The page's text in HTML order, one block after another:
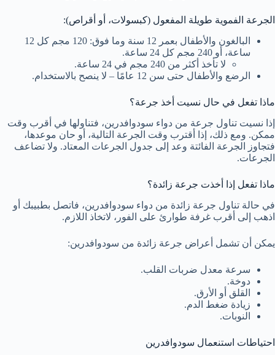
الجرعة الفموية طويلة المفعول (كبسولات، أو أقراص):
البالغون والأطفال بعمر 12 سنة وما فوق: 120 مجم كل 12
ساعة، أو 240 مجم كل 24 ساعة.
لا تأخذ أكثر من 240 مجم في 24 ساعة.
الرضع والأطفال حتى سن 12 عامًا – لا ينصح بالاستخدام.
ماذا تفعل في حال نسيت أخذ جرعة؟
إذا نسيت تناول جرعة من دواء سودوافدرين، فتناولها في أقرب وقت
ممكن. ومع ذلك، إذا أقترب وقت الجرعة التالية، أو حان موعدها،
فتجاوز الجرعة الفائتة وعد إلى جدول الجرعات المعتاد. ولا تضاعف
الجرعات.
ماذا تفعل إذا أخذت جرعة زائدة؟
في حالة تناول جرعة زائدة من دواء سودوافدرين، فاتصل بطبيبك أو
اذهب إلى أقرب غرفة طوارئ على الفور، لاتخاذ اللازم.
يمكن أن تشمل أعراض جرعة زائدة من سودوافدرين:
سرعة معدل ضربات القلب.
دوخة.
القلق أو الأرق.
زيادة ضغط الدم.
النوبات.
احتياطات استنعمال سودوافدرين